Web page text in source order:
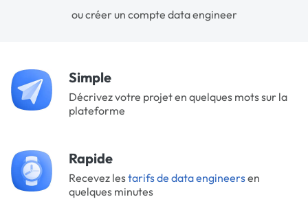
oucréer un compte data engineer
Simple
Décrivez votre projet en quelques mots sur la
plateforme
Rapide
Recevez lestarifs de data engineersen
quelques minutes